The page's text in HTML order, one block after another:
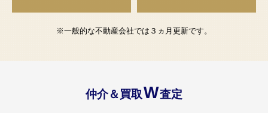
※一般的な不動産会社では３ヵ月更新です。
仲介＆買取W査定